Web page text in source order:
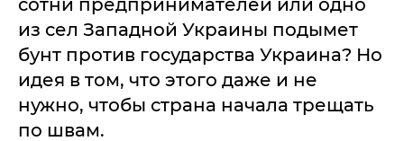
сотни предпринимателей или одно
из сел Западной Украины подымет
бунт против государства Украина? Но
идея в том, что этого даже и не
нужно, чтобы страна начала трещать
по швам.